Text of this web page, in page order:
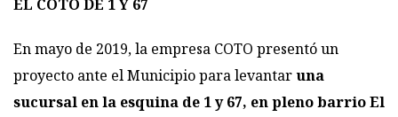
EL COTO DE 1 Y 67
En mayo de 2019, la empresa COTO presentó un
proyecto ante el Municipio para levantaruna
sucursal en la esquina de 1 y 67, en pleno barrio El